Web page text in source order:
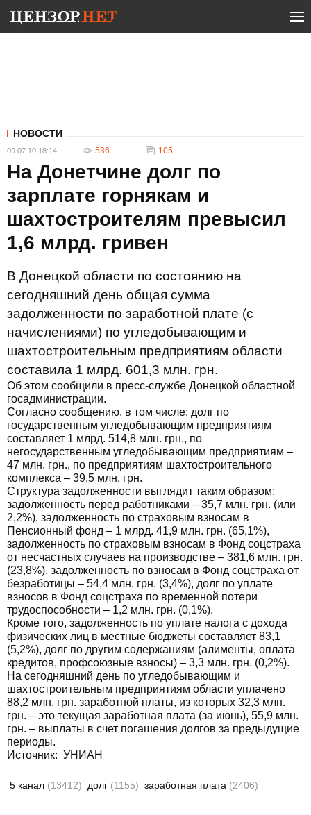
НОВОСТИ
09.07.10 18:14 536 105
На Донетчине долг по
зарплате горнякам и
шахтостроителям превысил
1,6 млрд. гривен
В Донецкой области по состоянию на
сегодняшний день общая сумма
задолженности по заработной плате (с
начислениями) по угледобывающим и
шахтостроительным предприятиям области
составила 1 млрд. 601,3 млн. грн.
Об этом сообщили в пресс-службе Донецкой областной
госадминистрации.
Согласно сообщению, в том числе: долг по
государственным угледобывающим предприятиям
составляет 1 млрд. 514,8 млн. грн., по
негосударственным угледобывающим предприятиям –
47 млн. грн., по предприятиям шахтостроительного
комплекса – 39,5 млн. грн.
Структура задолженности выглядит таким образом:
задолженность перед работниками – 35,7 млн. грн. (или
2,2%), задолженность по страховым взносам в
Пенсионный фонд – 1 млрд. 41,9 млн. грн. (65,1%),
задолженность по страховым взносам в Фонд соцстраха
от несчастных случаев на производстве – 381,6 млн. грн.
(23,8%), задолженность по взносам в Фонд соцстраха от
безработицы – 54,4 млн. грн. (3,4%), долг по уплате
взносов в Фонд соцстраха по временной потери
трудоспособности – 1,2 млн. грн. (0,1%).
Кроме того, задолженность по уплате налога с дохода
физических лиц в местные бюджеты составляет 83,1
(5,2%), долг по другим содержаниям (алименты, оплата
кредитов, профсоюзные взносы) – 3,3 млн. грн. (0,2%).
На сегодняшний день по угледобывающим и
шахтостроительным предприятиям области уплачено
88,2 млн. грн. заработной платы, из которых 32,3 млн.
грн. – это текущая заработная плата (за июнь), 55,9 млн.
грн. – выплаты в счет погашения долгов за предыдущие
периоды.
Источник: УНИАН
5 канал (13412) долг (1155) заработная плата (2406)